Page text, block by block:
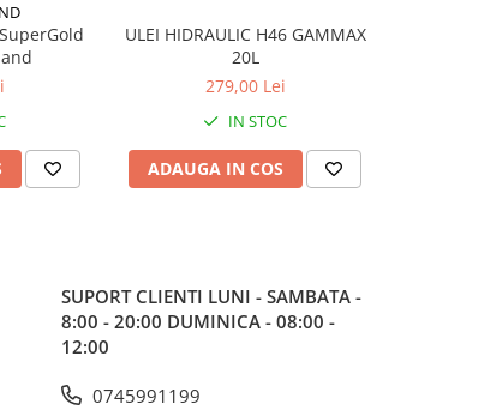
ULEI HIDRAULIC H46 GAMMAX
20L
279,00 Lei
IN STOC
ADAUGA IN COS
SUPORT CLIENTI LUNI - SAMBATA -
8:00 - 20:00 DUMINICA - 08:00 -
12:00
0745991199